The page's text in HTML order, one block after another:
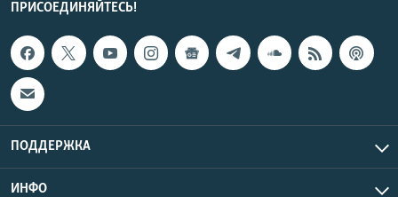
ПРИСОЕДИНЯЙТЕСЬ!
ПОДДЕРЖКА
ИНФО